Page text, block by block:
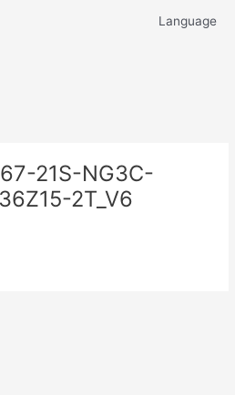
Language
21S-NG3C-
2T_V6